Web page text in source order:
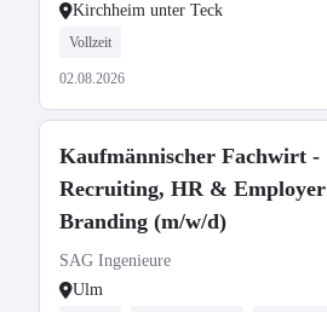
Kirchheim unter Teck
Vollzeit
02.08.2026
Kaufmännischer Fachwirt -
Recruiting, HR & Employer
Branding (m/w/d)
SAG Ingenieure
Ulm